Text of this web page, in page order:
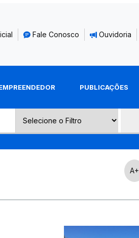
Fale Conosco Ouvidoria
PUBLICAÇÕES
A+